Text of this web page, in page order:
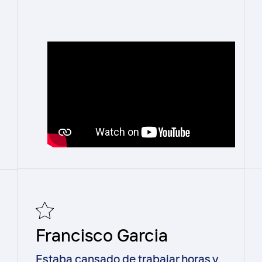
Francisco Garcia